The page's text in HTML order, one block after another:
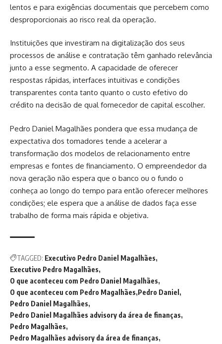
lentos e para exigências documentais que percebem como
desproporcionais ao risco real da operação.
Instituições que investiram na digitalização dos seus
processos de análise e contratação têm ganhado relevância
junto a esse segmento. A capacidade de oferecer
respostas rápidas, interfaces intuitivas e condições
transparentes conta tanto quanto o custo efetivo do
crédito na decisão de qual fornecedor de capital escolher.
Pedro Daniel Magalhães pondera que essa mudança de
expectativa dos tomadores tende a acelerar a
transformação dos modelos de relacionamento entre
empresas e fontes de financiamento. O empreendedor da
nova geração não espera que o banco ou o fundo o
conheça ao longo do tempo para então oferecer melhores
condições; ele espera que a análise de dados faça esse
trabalho de forma mais rápida e objetiva.
TAGGED: Executivo Pedro Daniel Magalhães
Executivo Pedro Magalhães
O que aconteceu com Pedro Daniel Magalhães
O que aconteceu com Pedro Magalhães Pedro Daniel
Pedro Daniel Magalhães
Pedro Daniel Magalhães advisory da área de finanças
Pedro Magalhães
Pedro Magalhães advisory da área de finanças